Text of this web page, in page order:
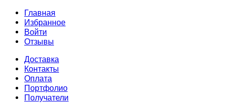
Главная
Избранное
Войти
Отзывы
Доставка
Контакты
Оплата
Портфолио
Получатели